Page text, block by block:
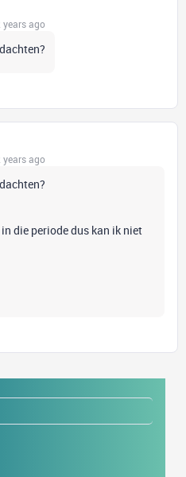
years ago
years ago
die periode dus kan ik niet